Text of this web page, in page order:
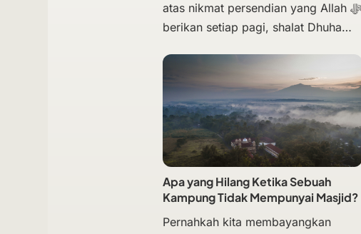
atas nikmat persendian yang Allah ﷻ
berikan setiap pagi, shalat Dhuha…
Apa yang Hilang Ketika Sebuah
Kampung Tidak Mempunyai Masjid?
Pernahkah kita membayangkan